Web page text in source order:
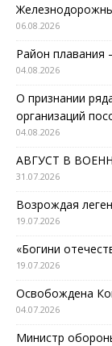
06.08.2026
Район плавания
04.08.2026
О признании
организаций
04.08.2026
АВГУСТ В
31.07.2026
Возрождая
19.07.2026
«Богини
19.07.2026
Освобождена
04.07.2026
Министр